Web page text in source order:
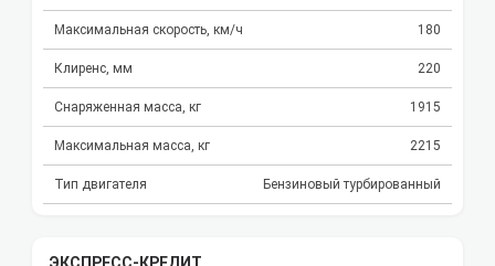
Максимальная скорость, км/ч 180
Клиренс, мм 220
Снаряженная масса, кг 1915
Максимальная масса, кг 2215
Тип двигателя Бензиновый турбированный
ЭКСПРЕСС-КРЕДИТ